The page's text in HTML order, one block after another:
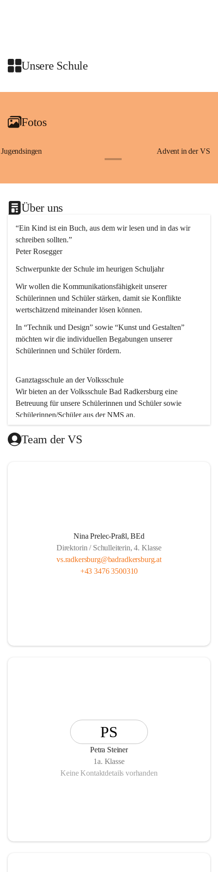
Unsere Schule
+2
Fotos
Jugendsingen Advent in der VS
Über uns
“Ein Kind ist ein Buch, aus dem wir lesen und in das wir
schreiben sollten.”
Peter Rosegger
Schwerpunkte der Schule im heurigen Schuljahr
Wir wollen die Kommunikationsfähigkeit unserer
Schülerinnen und Schüler stärken, damit sie Konflikte
wertschätzend miteinander lösen können.
In “Technik und Design” sowie “Kunst und Gestalten”
möchten wir die individuellen Begabungen unserer
Schülerinnen und Schüler fördern.
Ganztagsschule an der Volksschule
Wir bieten an der Volksschule Bad Radkersburg eine
Betreuung für unsere Schülerinnen und Schüler sowie
Schülerinnen/Schüler aus der NMS an.
Der Betreuungsteil startet um 11.45 und endet um 17.30.
freitags von 13.00 bis 13.50 statt.
Es besteht für gemeldete Kinder Anwesenheitspflicht bis
16.00. Seit 1. September 2017 gibt es aber die gesetzliche
Klausel, dass auf Verlangen der Eltern die SchülerInnen
Team der VS
Nina Prelec-Praßl, BEd
Direktorin / Schulleiterin, 4. Klasse
vs.radkersburg@badradkersburg.at
+43 3476 3500310
PS
Petra Steiner
1a. Klasse
Keine Kontaktdetails vorhanden